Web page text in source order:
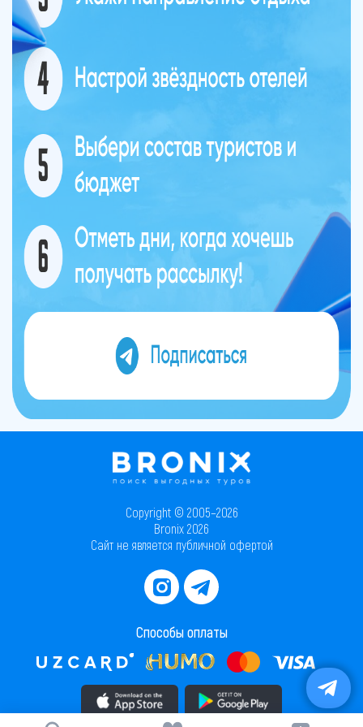
Copyright © 2005–2026
Bronix 2026
Сайт не является публичной офертой
Способы оплаты
Скачать приложение в AppStore Скачать приложение в PlayMarket